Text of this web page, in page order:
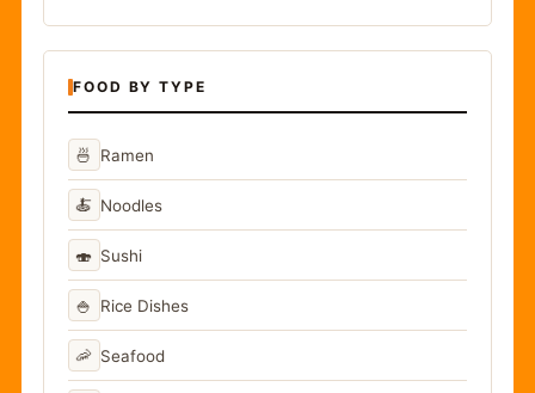
FOOD BY TYPE
🍜 Ramen
🍝 Noodles
🍣 Sushi
🍚 Rice Dishes
🦐 Seafood